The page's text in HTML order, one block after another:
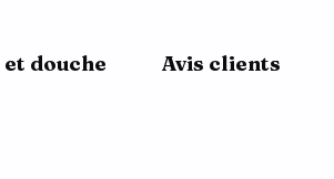
douche Avis clients